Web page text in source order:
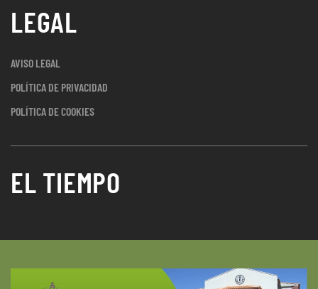
LEGAL
AVISO LEGAL
POLÍTICA DE PRIVACIDAD
POLÍTICA DE COOKIES
EL TIEMPO